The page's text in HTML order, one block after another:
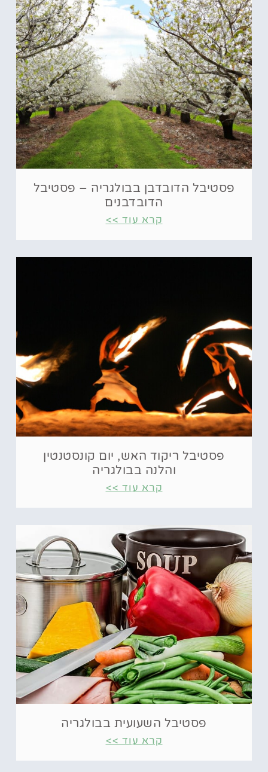
פסטיבל הדובדבן בבולגריה – פסטיבל
הדובדבנים
קרא עוד >>
פסטיבל ריקוד האש, יום קונסטנטין
והלנה בבולגריה
קרא עוד >>
פסטיבל השעועית בבולגריה
קרא עוד >>